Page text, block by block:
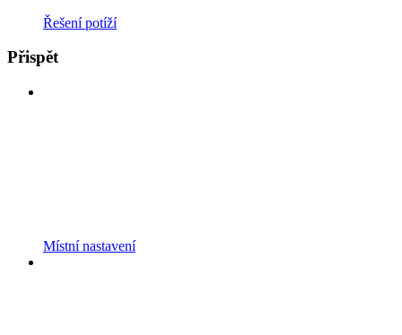
Řešení potíží
Přispět
Místní nastavení